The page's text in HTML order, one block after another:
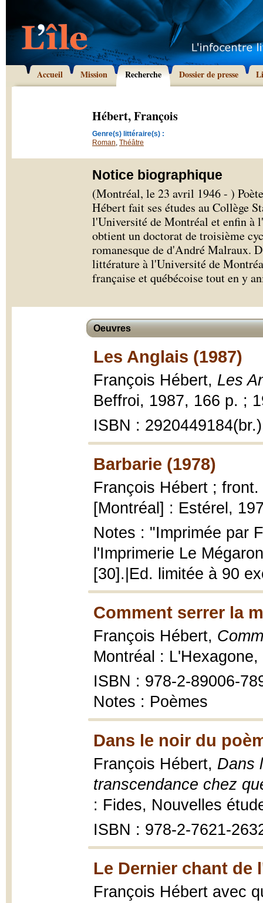
Accueil Mission Recherche Dossier de presse
Hébert, François
Genre(s) littéraire(s) :
Roman, Théâtre
Notice biographique
(Montréal, le 23 avril 1946 - )
Hébert fait ses études au Collège
l'Université de Montréal et enfin
obtient un doctorat de troisième
romanesque de d'André Malraux.
littérature à l'Université de
française et québécoise tout en y
Oeuvres
Les Anglais (1987)
François Hébert, Les
Beffroi, 1987, 166 p. ;
ISBN : 2920449184(br.)
Barbarie (1978)
François Hébert ;
[Montréal] : Estérel,
Notes : "Imprimée par
l'Imprimerie Le
[30].|Ed. limitée à 90
Comment serrer la
François Hébert,
Montréal :
ISBN : 978-2-89006-
Notes : Poèmes
Dans le noir du
François Hébert, Dans
transcendance chez
: Fides, Nouvelles
ISBN : 978-2-7621-
Le Dernier chant de
François Hébert avec